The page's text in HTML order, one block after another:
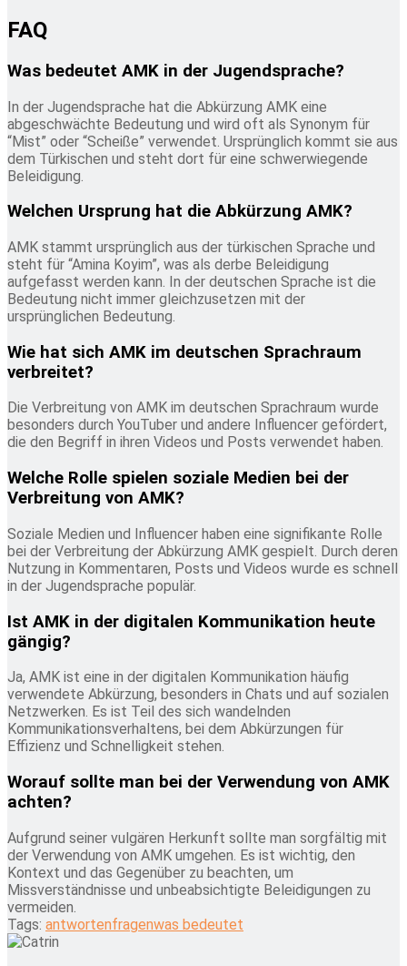
FAQ
Was bedeutet AMK in der Jugendsprache?
In der Jugendsprache hat die Abkürzung AMK eine
abgeschwächte Bedeutung und wird oft als Synonym für
“Mist” oder “Scheiße” verwendet. Ursprünglich kommt sie aus
dem Türkischen und steht dort für eine schwerwiegende
Beleidigung.
Welchen Ursprung hat die Abkürzung AMK?
AMK stammt ursprünglich aus der türkischen Sprache und
steht für “Amina Koyim”, was als derbe Beleidigung
aufgefasst werden kann. In der deutschen Sprache ist die
Bedeutung nicht immer gleichzusetzen mit der
ursprünglichen Bedeutung.
Wie hat sich AMK im deutschen Sprachraum
verbreitet?
Die Verbreitung von AMK im deutschen Sprachraum wurde
besonders durch YouTuber und andere Influencer gefördert,
die den Begriff in ihren Videos und Posts verwendet haben.
Welche Rolle spielen soziale Medien bei der
Verbreitung von AMK?
Soziale Medien und Influencer haben eine signifikante Rolle
bei der Verbreitung der Abkürzung AMK gespielt. Durch deren
Nutzung in Kommentaren, Posts und Videos wurde es schnell
in der Jugendsprache populär.
Ist AMK in der digitalen Kommunikation heute
gängig?
Ja, AMK ist eine in der digitalen Kommunikation häufig
verwendete Abkürzung, besonders in Chats und auf sozialen
Netzwerken. Es ist Teil des sich wandelnden
Kommunikationsverhaltens, bei dem Abkürzungen für
Effizienz und Schnelligkeit stehen.
Worauf sollte man bei der Verwendung von AMK
achten?
Aufgrund seiner vulgären Herkunft sollte man sorgfältig mit
der Verwendung von AMK umgehen. Es ist wichtig, den
Kontext und das Gegenüber zu beachten, um
Missverständnisse und unbeabsichtigte Beleidigungen zu
vermeiden.
Tags: antwortenfragenwas bedeutet